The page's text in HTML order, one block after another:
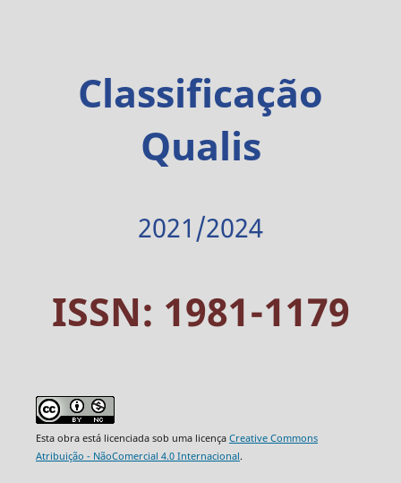
Classificação
Qualis
2021/2024
ISSN: 1981-1179
Esta obra está licenciada sob uma licença Creative Commons
Atribuição - NãoComercial 4.0 Internacional.